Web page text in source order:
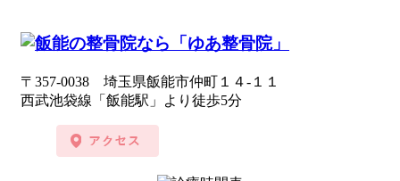
〒357-0038 埼玉県飯能市仲町１４-１１
西武池袋線「飯能駅」より徒歩5分